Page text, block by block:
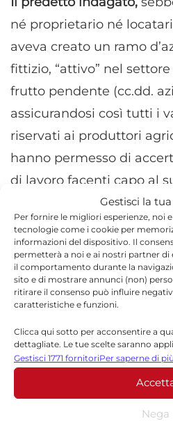
Gestisci la
Per fornire le migliori esperienze, noi
tecnologie come i cookie per
informazioni del dispositivo. Il
permetterà a noi e ai nostri partner
il comportamento durante la
sito e di mostrare annunci (non)
ritirare il consenso può influire
caratteristiche e funzioni.
Clicca qui sotto per acconsentire a
dettagliate. Le tue scelte saranno
sito. È possibile modificare le
compreso il ritiro del consenso,
Policy o cliccando sul pulsante di
inferiore dello schermo.
Gestisci 1771 fornitoriPer saperne di
Nega
né proprietario né
aveva creato un ramo
fittizio, “attivo” nel
frutto pendente (cc.dd.
assicurandosi così tutti i
riservati ai produttori
hanno permesso di
di lavoro facenti capo al
d’azienda fossero del
parte delle operazioni
ricollegabili sono state
“aggiustate” con
operazioni inesistenti per
oggetti dei
hanno svolto il ruolo di
procacciatori di finti
corso degli accertamenti